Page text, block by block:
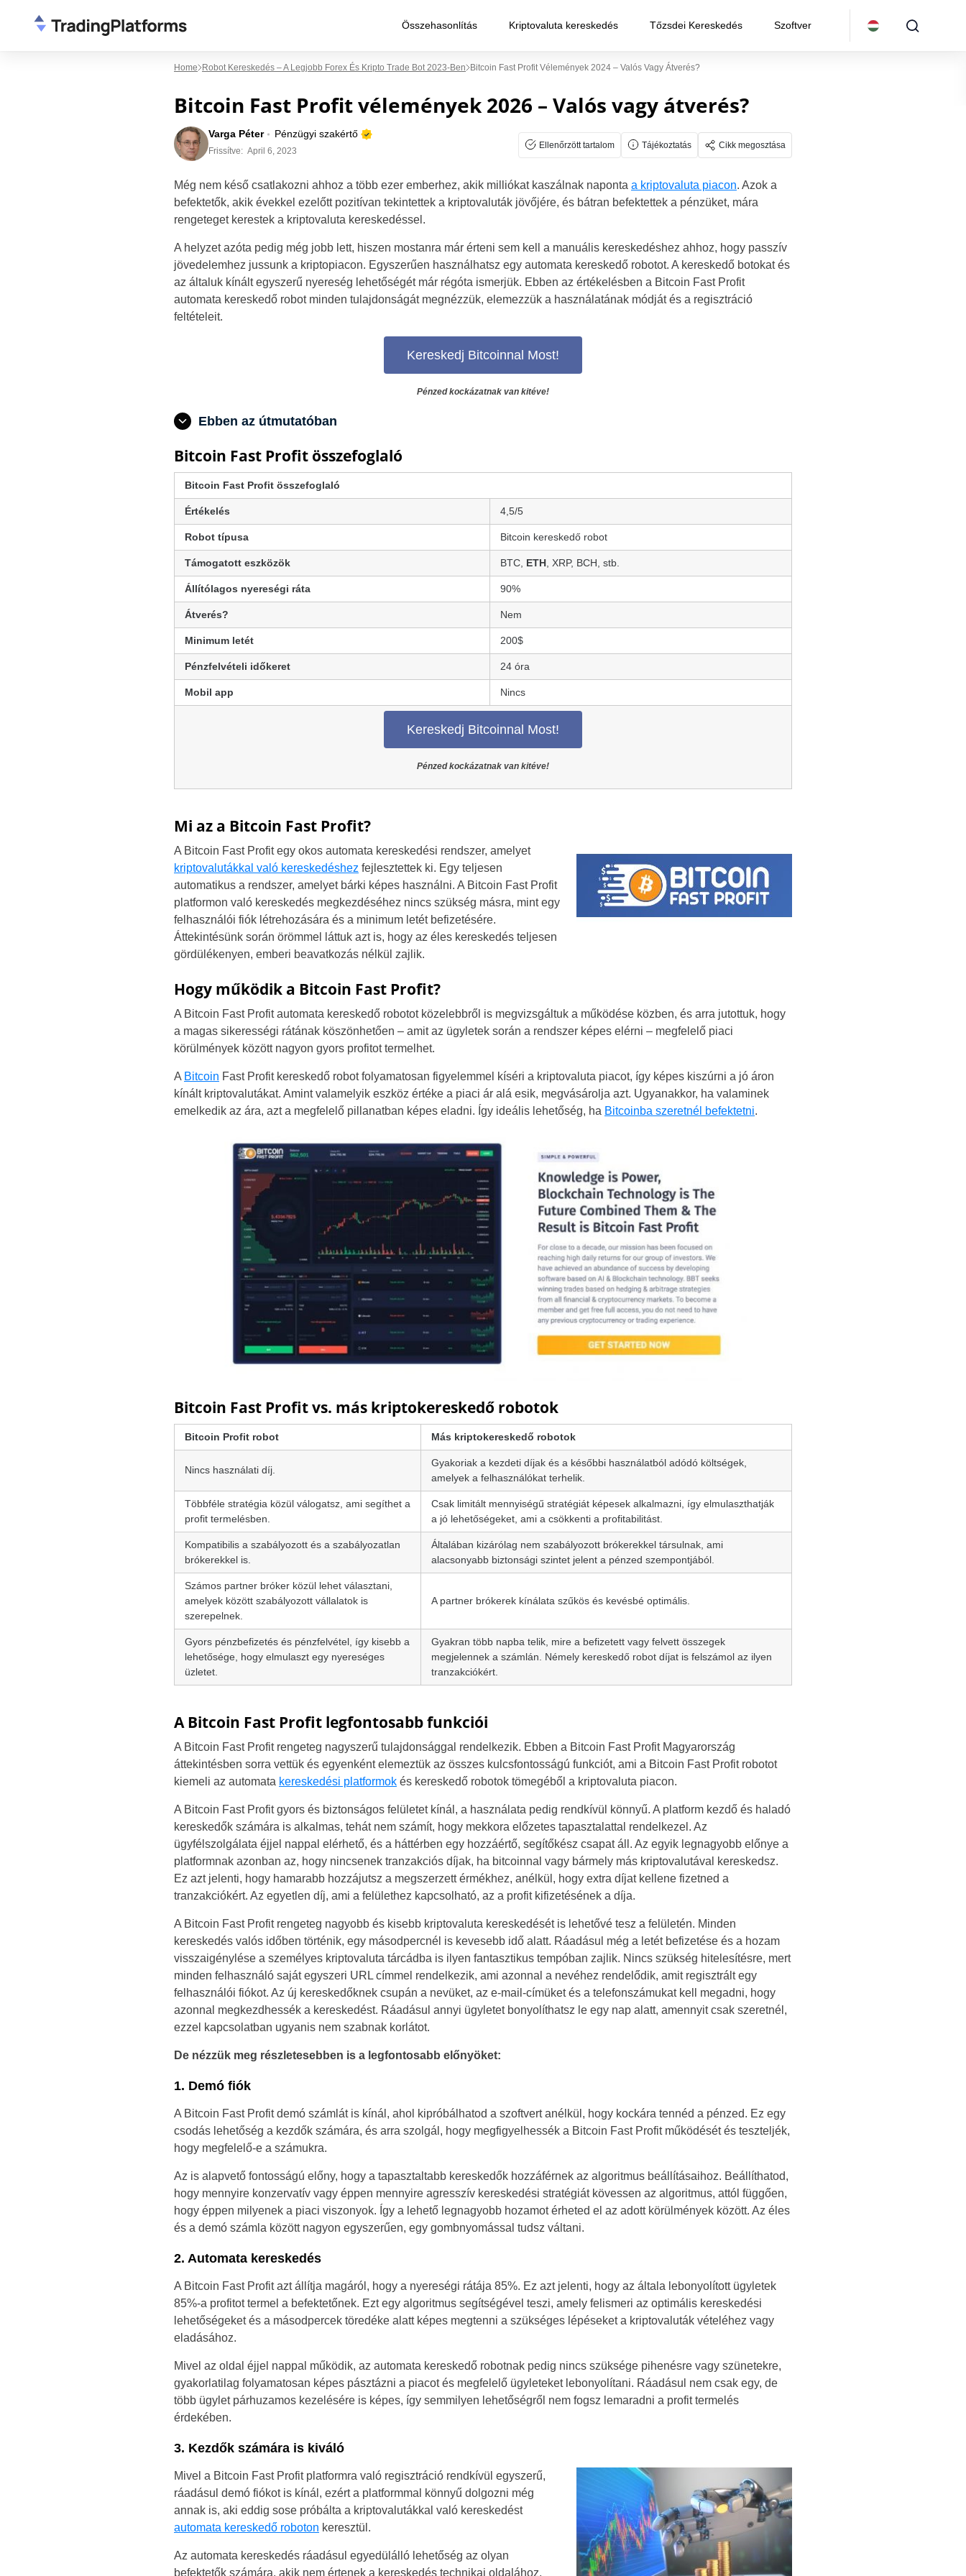
Összehasonlítás Kriptovaluta kereskedés Tőzsdei Kereskedés Szoftver
Hungary
United States
United Kingdom
UAE Arabic
Bulgaria
Brazil
Czechia
Spain
France
Italy
Lithuania
Netherlands
Poland
Portugal
Russia
Sweden
Thailand
Home Robot Kereskedés – A Legjobb Forex És Kripto Trade Bot 2023-Ben Bitcoin Fast Profit Vélemények 2024 – Valós Vagy Átverés?
Bitcoin Fast Profit vélemények 2026 – Valós vagy átverés?
Varga Péter Pénzügyi szakértő
Frissítve: April 6, 2023
Ellenőrzött tartalom Tájékoztatás Cikk megosztása
Még nem késő csatlakozni ahhoz a több ezer emberhez, akik milliókat kaszálnak naponta a kriptovaluta piacon. Azok a
befektetők, akik évekkel ezelőtt pozitívan tekintettek a kriptovaluták jövőjére, és bátran befektettek a pénzüket, mára
rengeteget kerestek a kriptovaluta kereskedéssel.
A helyzet azóta pedig még jobb lett, hiszen mostanra már érteni sem kell a manuális kereskedéshez ahhoz, hogy passzív
jövedelemhez jussunk a kriptopiacon. Egyszerűen használhatsz egy automata kereskedő robotot. A kereskedő botokat és
az általuk kínált egyszerű nyereség lehetőségét már régóta ismerjük. Ebben az értékelésben a Bitcoin Fast Profit
automata kereskedő robot minden tulajdonságát megnézzük, elemezzük a használatának módját és a regisztráció
feltételeit.
Kereskedj Bitcoinnal Most!
Pénzed kockázatnak van kitéve!
Ebben az útmutatóban
Bitcoin Fast Profit összefoglaló
Bitcoin Fast Profit összefoglaló
Értékelés 4,5/5
Robot típusa Bitcoin kereskedő robot
Támogatott eszközök BTC, ETH , XRP, BCH, stb.
Állítólagos nyereségi ráta 90%
Átverés? Nem
Minimum letét 200$
Pénzfelvételi időkeret 24 óra
Mobil app Nincs
Kereskedj Bitcoinnal Most!
Pénzed kockázatnak van kitéve!
Mi az a Bitcoin Fast Profit?
A Bitcoin Fast Profit egy okos automata kereskedési rendszer, amelyet
kriptovalutákkal való kereskedéshez fejlesztettek ki. Egy teljesen
automatikus a rendszer, amelyet bárki képes használni. A Bitcoin Fast Profit
platformon való kereskedés megkezdéséhez nincs szükség másra, mint egy
felhasználói fiók létrehozására és a minimum letét befizetésére.
Áttekintésünk során örömmel láttuk azt is, hogy az éles kereskedés teljesen
gördülékenyen, emberi beavatkozás nélkül zajlik.
Hogy működik a Bitcoin Fast Profit?
A Bitcoin Fast Profit automata kereskedő robotot közelebbről is megvizsgáltuk a működése közben, és arra jutottuk, hogy
a magas sikerességi rátának köszönhetően – amit az ügyletek során a rendszer képes elérni – megfelelő piaci
körülmények között nagyon gyors profitot termelhet.
A Bitcoin Fast Profit kereskedő robot folyamatosan figyelemmel kíséri a kriptovaluta piacot, így képes kiszúrni a jó áron
kínált kriptovalutákat. Amint valamelyik eszköz értéke a piaci ár alá esik, megvásárolja azt. Ugyanakkor, ha valaminek
emelkedik az ára, azt a megfelelő pillanatban képes eladni. Így ideális lehetőség, ha Bitcoinba szeretnél befektetni.
Bitcoin Fast Profit vs. más kriptokereskedő robotok
Bitcoin Profit robot Más kriptokereskedő robotok
Nincs használati díj.
Gyakoriak a kezdeti díjak és a későbbi használatból adódó költségek,
amelyek a felhasználókat terhelik.
Többféle stratégia közül válogatsz, ami segíthet a
profit termelésben.
Csak limitált mennyiségű stratégiát képesek alkalmazni, így elmulaszthatják
a jó lehetőségeket, ami a csökkenti a profitabilitást.
Kompatibilis a szabályozott és a szabályozatlan
brókerekkel is.
Általában kizárólag nem szabályozott brókerekkel társulnak, ami
alacsonyabb biztonsági szintet jelent a pénzed szempontjából.
Számos partner bróker közül lehet választani,
amelyek között szabályozott vállalatok is
szerepelnek.
A partner brókerek kínálata szűkös és kevésbé optimális.
Gyors pénzbefizetés és pénzfelvétel, így kisebb a
lehetősége, hogy elmulaszt egy nyereséges
üzletet.
Gyakran több napba telik, mire a befizetett vagy felvett összegek
megjelennek a számlán. Némely kereskedő robot díjat is felszámol az ilyen
tranzakciókért.
A Bitcoin Fast Profit legfontosabb funkciói
A Bitcoin Fast Profit rengeteg nagyszerű tulajdonsággal rendelkezik. Ebben a Bitcoin Fast Profit Magyarország
áttekintésben sorra vettük és egyenként elemeztük az összes kulcsfontosságú funkciót, ami a Bitcoin Fast Profit robotot
kiemeli az automata kereskedési platformok és kereskedő robotok tömegéből a kriptovaluta piacon.
A Bitcoin Fast Profit gyors és biztonságos felületet kínál, a használata pedig rendkívül könnyű. A platform kezdő és haladó
kereskedők számára is alkalmas, tehát nem számít, hogy mekkora előzetes tapasztalattal rendelkezel. Az
ügyfélszolgálata éjjel nappal elérhető, és a háttérben egy hozzáértő, segítőkész csapat áll. Az egyik legnagyobb előnye a
platformnak azonban az, hogy nincsenek tranzakciós díjak, ha bitcoinnal vagy bármely más kriptovalutával kereskedsz.
Ez azt jelenti, hogy hamarabb hozzájutsz a megszerzett érmékhez, anélkül, hogy extra díjat kellene fizetned a
tranzakciókért. Az egyetlen díj, ami a felülethez kapcsolható, az a profit kifizetésének a díja.
A Bitcoin Fast Profit rengeteg nagyobb és kisebb kriptovaluta kereskedését is lehetővé tesz a felületén. Minden
kereskedés valós időben történik, egy másodpercnél is kevesebb idő alatt. Ráadásul még a letét befizetése és a hozam
visszaigénylése a személyes kriptovaluta tárcádba is ilyen fantasztikus tempóban zajlik. Nincs szükség hitelesítésre, mert
minden felhasználó saját egyszeri URL címmel rendelkezik, ami azonnal a nevéhez rendelődik, amit regisztrált egy
felhasználói fiókot. Az új kereskedőknek csupán a nevüket, az e-mail-címüket és a telefonszámukat kell megadni, hogy
azonnal megkezdhessék a kereskedést. Ráadásul annyi ügyletet bonyolíthatsz le egy nap alatt, amennyit csak szeretnél,
ezzel kapcsolatban ugyanis nem szabnak korlátot.
De nézzük meg részletesebben is a legfontosabb előnyöket:
1. Demó fiók
A Bitcoin Fast Profit demó számlát is kínál, ahol kipróbálhatod a szoftvert anélkül, hogy kockára tennéd a pénzed. Ez egy
csodás lehetőség a kezdők számára, és arra szolgál, hogy megfigyelhessék a Bitcoin Fast Profit működését és teszteljék,
hogy megfelelő-e a számukra.
Az is alapvető fontosságú előny, hogy a tapasztaltabb kereskedők hozzáférnek az algoritmus beállításaihoz. Beállíthatod,
hogy mennyire konzervatív vagy éppen mennyire agresszív kereskedési stratégiát kövessen az algoritmus, attól függően,
hogy éppen milyenek a piaci viszonyok. Így a lehető legnagyobb hozamot érheted el az adott körülmények között. Az éles
és a demó számla között nagyon egyszerűen, egy gombnyomással tudsz váltani.
2. Automata kereskedés
A Bitcoin Fast Profit azt állítja magáról, hogy a nyereségi rátája 85%. Ez azt jelenti, hogy az általa lebonyolított ügyletek
85%-a profitot termel a befektetőnek. Ezt egy algoritmus segítségével teszi, amely felismeri az optimális kereskedési
lehetőségeket és a másodpercek töredéke alatt képes megtenni a szükséges lépéseket a kriptovaluták vételéhez vagy
eladásához.
Mivel az oldal éjjel nappal működik, az automata kereskedő robotnak pedig nincs szüksége pihenésre vagy szünetekre,
gyakorlatilag folyamatosan képes pásztázni a piacot és megfelelő ügyleteket lebonyolítani. Ráadásul nem csak egy, de
több ügylet párhuzamos kezelésére is képes, így semmilyen lehetőségről nem fogsz lemaradni a profit termelés
érdekében.
3. Kezdők számára is kiváló
Mivel a Bitcoin Fast Profit platformra való regisztráció rendkívül egyszerű,
ráadásul demó fiókot is kínál, ezért a platformmal könnyű dolgozni még
annak is, aki eddig sose próbálta a kriptovalutákkal való kereskedést
automata kereskedő roboton keresztül.
Az automata kereskedés ráadásul egyedülálló lehetőség az olyan
befektetők számára, akik nem értenek a kereskedés technikai oldalához,